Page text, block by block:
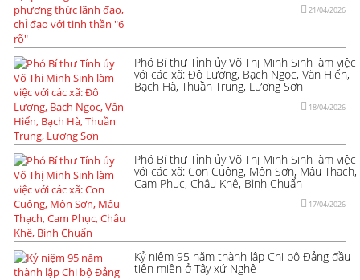
21/04/2026
Phó Bí thư Tỉnh ủy Võ Thị Minh Sinh làm việc
với các xã: Đô Lương, Bạch Ngọc, Văn Hiến,
Bạch Hà, Thuần Trung, Lương Sơn
18/04/2026
Phó Bí thư Tỉnh ủy Võ Thị Minh Sinh làm việc
với các xã: Con Cuông, Môn Sơn, Mậu Thạch,
Cam Phục, Châu Khê, Bình Chuẩn
17/04/2026
Kỷ niệm 95 năm thành lập Chi bộ Đảng đầu
tiên miền ở Tây xứ Nghệ